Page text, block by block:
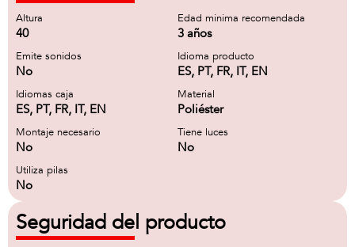
Altura
40
Edad minima recomendada
3 años
Emite sonidos
No
Idioma producto
ES, PT, FR, IT, EN
Idiomas caja
ES, PT, FR, IT, EN
Material
Poliéster
Montaje necesario
No
Tiene luces
No
Utiliza pilas
No
Seguridad del producto